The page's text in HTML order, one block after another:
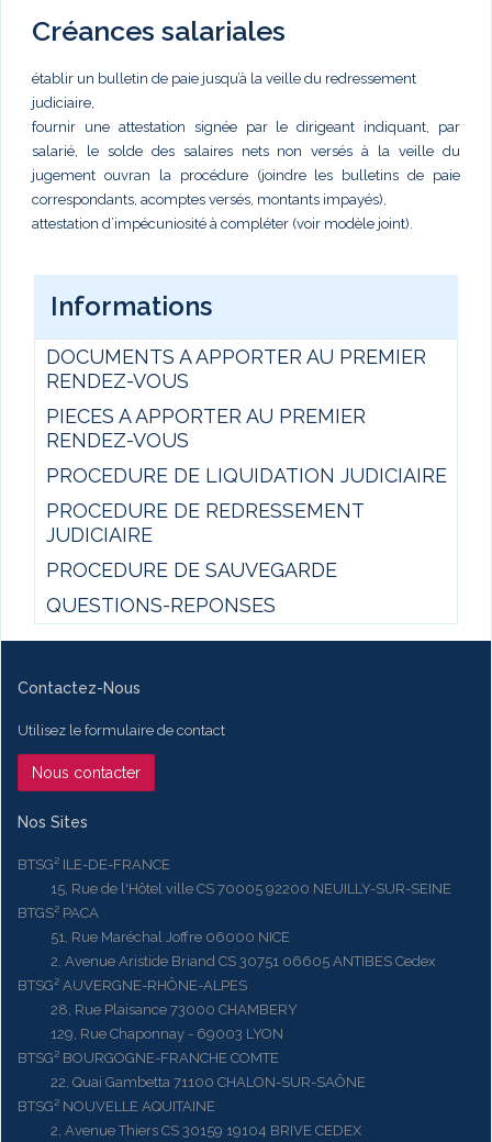
Créances salariales
établir un bulletin de paie jusqu’à la veille du redressement
judiciaire,
fournir une attestation signée par le dirigeant indiquant, par
salarié, le solde des salaires nets non versés à la veille du
jugement ouvran la procédure (joindre les bulletins de paie
correspondants, acomptes versés, montants impayés),
attestation d’impécuniosité à compléter (voir modèle joint).
Informations
DOCUMENTS A APPORTER AU PREMIER
RENDEZ-VOUS
PIECES A APPORTER AU PREMIER
RENDEZ-VOUS
PROCEDURE DE LIQUIDATION JUDICIAIRE
PROCEDURE DE REDRESSEMENT
JUDICIAIRE
PROCEDURE DE SAUVEGARDE
QUESTIONS-REPONSES
Contactez-Nous
Utilisez le formulaire de contact
Nous contacter
Nos Sites
BTSG² ILE-DE-FRANCE
15, Rue de l'Hôtel ville CS 70005 92200 NEUILLY-SUR-SEINE
BTGS² PACA
51, Rue Maréchal Joffre 06000 NICE
2, Avenue Aristide Briand CS 30751 06605 ANTIBES Cedex
BTSG² AUVERGNE-RHÔNE-ALPES
28, Rue Plaisance 73000 CHAMBERY
129, Rue Chaponnay - 69003 LYON
BTSG² BOURGOGNE-FRANCHE COMTE
22, Quai Gambetta 71100 CHALON-SUR-SAÔNE
BTSG² NOUVELLE AQUITAINE
2, Avenue Thiers CS 30159 19104 BRIVE CEDEX